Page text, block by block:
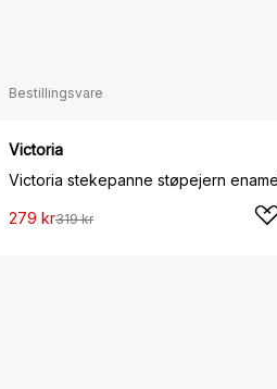
Bestillingsvare
Victoria
279 kr319 kr